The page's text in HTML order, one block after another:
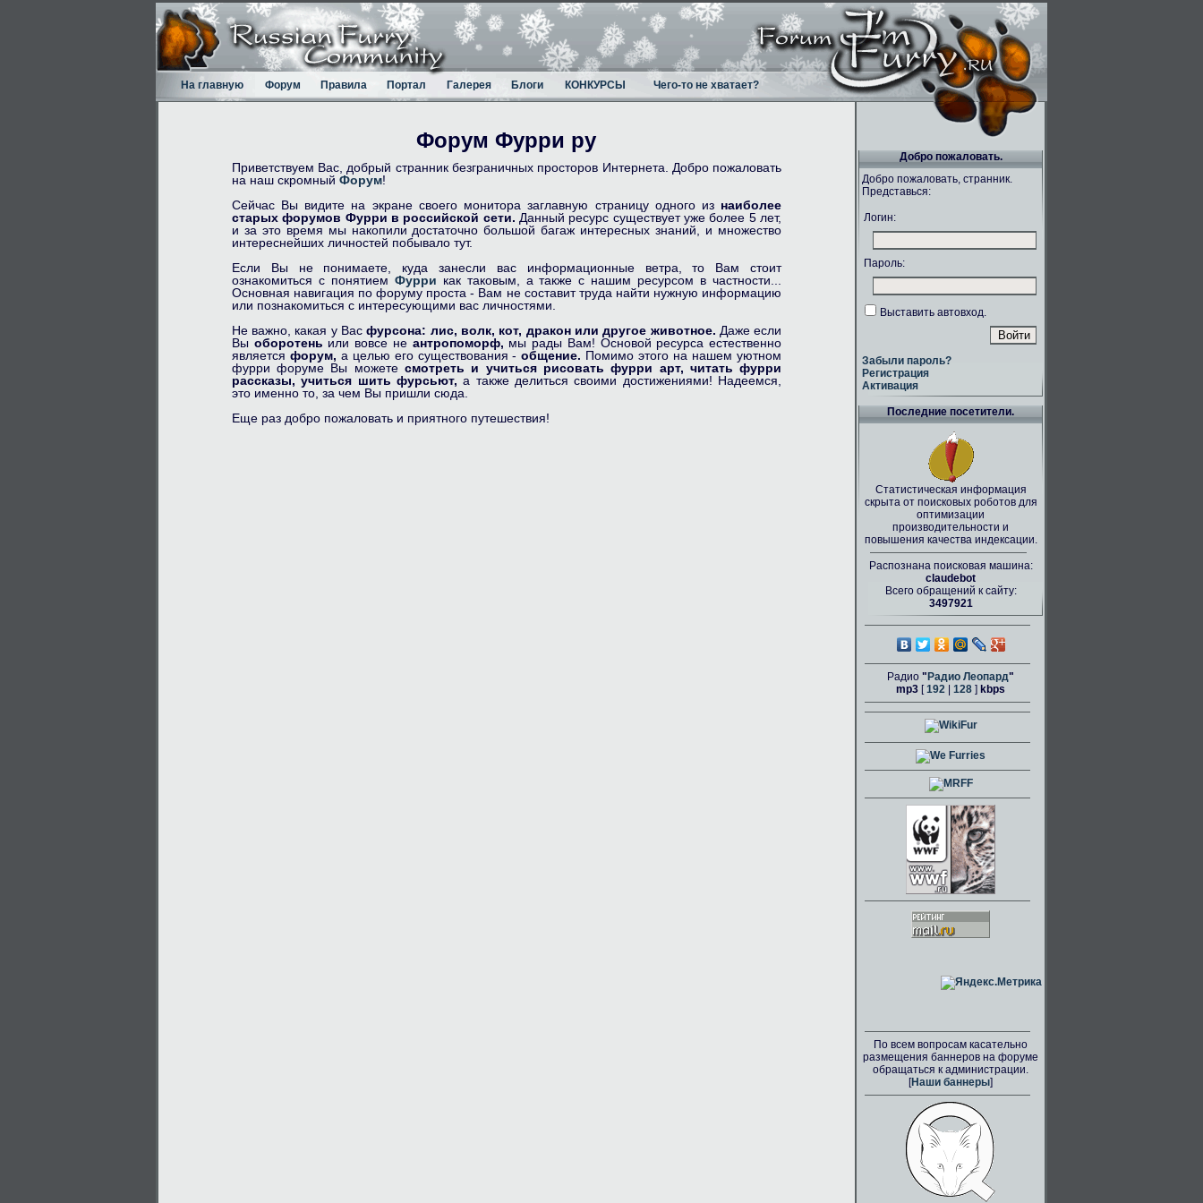
На главную Форум Правила Портал Галерея Блоги КОНКУРСЫ Чего-то не хватает?
Форум Фурри ру
Приветствуем Вас, добрый странник безграничных просторов Интернета. Добро пожаловать
на наш скромный Форум!
Сейчас Вы видите на экране своего монитора заглавную страницу одного из наиболее
старых форумов Фурри в российской сети. Данный ресурс существует уже более 5 лет,
и за это время мы накопили достаточно большой багаж интересных знаний, и множество
интереснейших личностей побывало тут.
Если Вы не понимаете, куда занесли вас информационные ветра, то Вам стоит
ознакомиться с понятием Фурри как таковым, а также с нашим ресурсом в частности...
Основная навигация по форуму проста - Вам не составит труда найти нужную информацию
или познакомиться с интересующими вас личностями.
Не важно, какая у Васфурсона: лис, волк, кот, дракон или другое животное. Даже если
Вы оборотень или вовсе не антропоморф, мы рады Вам! Основой ресурса естественно
является форум, а целью его существования -общение. Помимо этого на нашем уютном
фурри форуме Вы можетесмотреть и учиться рисовать фурри арт, читать фурри
рассказы, учиться шить фурсьют, а также делиться своими достижениями! Надеемся,
это именно то, за чем Вы пришли сюда.
Еще раз добро пожаловать и приятного путешествия!
Добро пожаловать.
Добро пожаловать, странник.
Представься:
Логин:
Пароль:
Выставить автовход.
Забыли пароль?
Регистрация
Активация
Последние посетители.
Статистическая информация
скрыта от поисковых роботов для
оптимизации
производительности и
повышения качества индексации.
Распознана поисковая машина:
claudebot
Всего обращений к сайту:
3497921
Радио " Радио Леопард"
mp3 [192 128 ] kbps
По всем вопросам касательно
размещения баннеров на форуме
обращаться к администрации.
[Наши баннеры]